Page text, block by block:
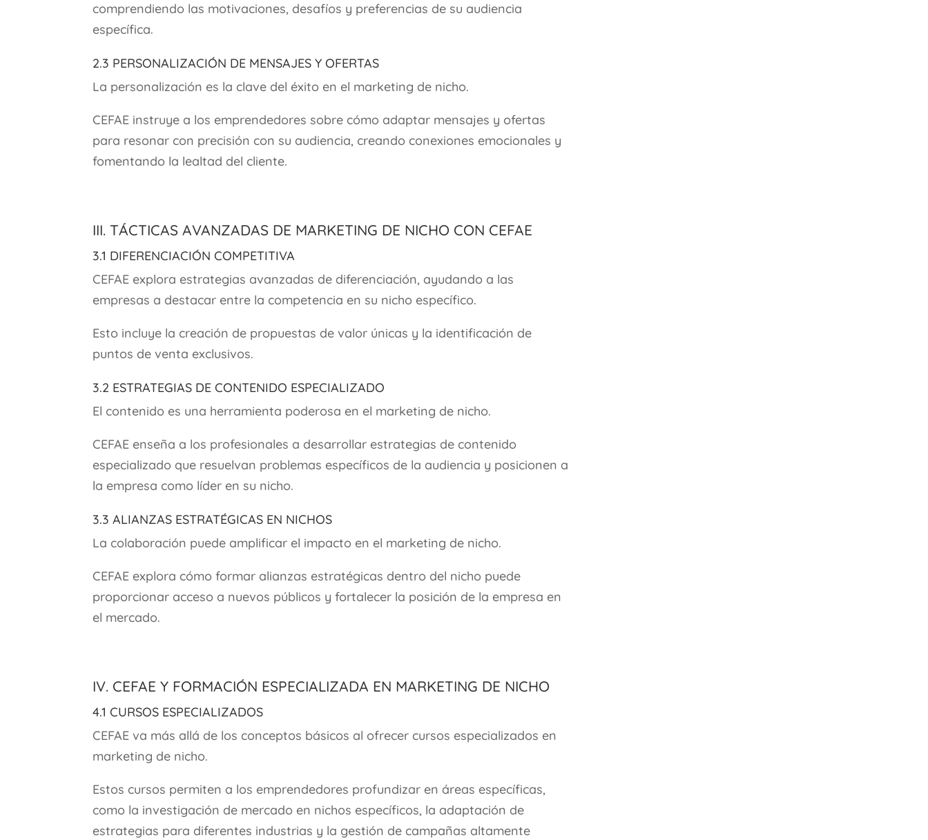
comprendiendo las motivaciones, desafíos y preferencias de su audiencia
específica.
2.3 Personalización de Mensajes y Ofertas
La personalización es la clave del éxito en el marketing de nicho.
CEFAE instruye a los emprendedores sobre cómo adaptar mensajes y ofertas
para resonar con precisión con su audiencia, creando conexiones emocionales y
fomentando la lealtad del cliente.
III. Tácticas Avanzadas de Marketing de Nicho con CEFAE
3.1 Diferenciación Competitiva
CEFAE explora estrategias avanzadas de diferenciación, ayudando a las
empresas a destacar entre la competencia en su nicho específico.
Esto incluye la creación de propuestas de valor únicas y la identificación de
puntos de venta exclusivos.
3.2 Estrategias de Contenido Especializado
El contenido es una herramienta poderosa en el marketing de nicho.
CEFAE enseña a los profesionales a desarrollar estrategias de contenido
especializado que resuelvan problemas específicos de la audiencia y posicionen a
la empresa como líder en su nicho.
3.3 Alianzas Estratégicas en Nichos
La colaboración puede amplificar el impacto en el marketing de nicho.
CEFAE explora cómo formar alianzas estratégicas dentro del nicho puede
proporcionar acceso a nuevos públicos y fortalecer la posición de la empresa en
el mercado.
IV. CEFAE y Formación Especializada en Marketing de Nicho
4.1 Cursos Especializados
CEFAE va más allá de los conceptos básicos al ofrecer cursos especializados en
marketing de nicho.
Estos cursos permiten a los emprendedores profundizar en áreas específicas,
como la investigación de mercado en nichos específicos, la adaptación de
estrategias para diferentes industrias y la gestión de campañas altamente